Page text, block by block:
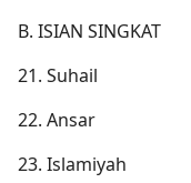
B. ISIAN SINGKAT
21. Suhail
22. Ansar
23. Islamiyah